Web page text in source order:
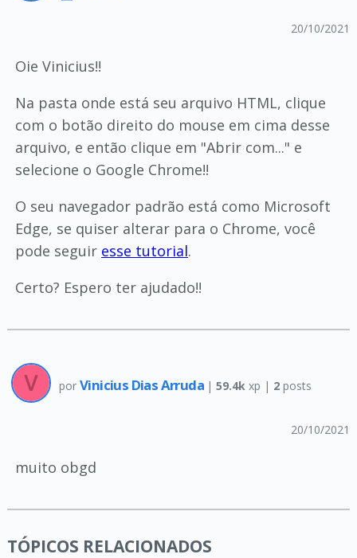
20/10/2021
Oie Vinicius!!
Na pasta onde está seu arquivo HTML, clique
com o botão direito do mouse em cima desse
arquivo, e então clique em "Abrir com..." e
selecione o Google Chrome!!
O seu navegador padrão está como Microsoft
Edge, se quiser alterar para o Chrome, você
pode seguir esse tutorial.
Certo? Espero ter ajudado!!
por Vinicius Dias Arruda |59.4k xp | 2 posts
20/10/2021
muito obgd
TÓPICOS RELACIONADOS